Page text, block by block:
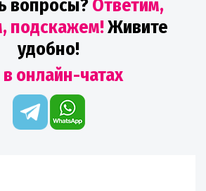
вопросы?Ответим,
подскажем!Живите
удобно!
онлайн-чатах